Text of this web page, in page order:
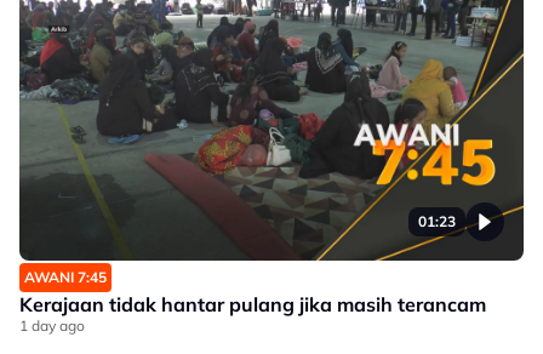
01:23
AWANI 7:45
Kerajaan tidak hantar pulang jika masih terancam
1 day ago